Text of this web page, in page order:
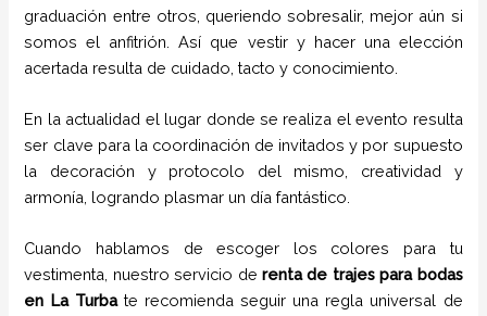
graduación entre otros, queriendo sobresalir, mejor aún si
somos el anfitrión. Así que vestir y hacer una elección
acertada resulta de cuidado, tacto y conocimiento.
En la actualidad el lugar donde se realiza el evento resulta
ser clave para la coordinación de invitados y por supuesto
la decoración y protocolo del mismo, creatividad y
armonía, logrando plasmar un día fantástico.
Cuando hablamos de escoger los colores para tu
vestimenta, nuestro servicio de renta de trajes para bodas
en La Turbate recomienda seguir una regla universal de